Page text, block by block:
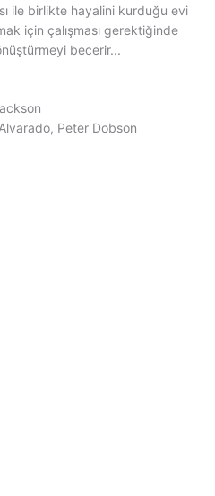
ile birlikte hayalini kurduğu evi
için çalışması gerektiğinde
becerir...
Peter Dobson